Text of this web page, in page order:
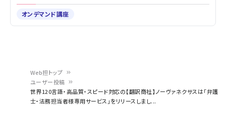
Web担トップ
ユーザー投稿
世界120言語・高品質・スピード対応の【翻訳商社】ノーヴァネクサスは「弁護
士・法務担当者様専用サービス」をリリースしまし...
オンデマンド講座